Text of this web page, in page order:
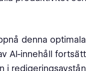
denna
AI-innehåll
i